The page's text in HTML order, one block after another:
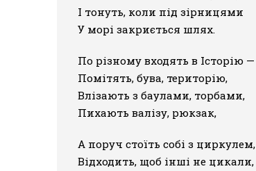
І тонуть, коли під зірницями
У морі закриється шлях.
По різному входять в Історію —
Помітять, бува, територію,
Влізають з баулами, торбами,
Пихають валізу, рюкзак,
А поруч стоїть собі з циркулем,
Відходить, щоб інші не цикали,